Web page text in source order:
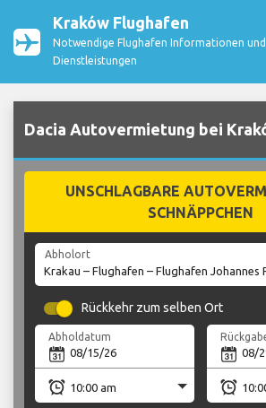
Kraków Flughafen
Notwendige Flughafen Informationen und
Dienstleistungen
Dacia Autovermietung bei
UNSCHLAGBARE
SCHNÄPPCHEN
Abholort
Rückkehr zum selben Ort
Abholdatum